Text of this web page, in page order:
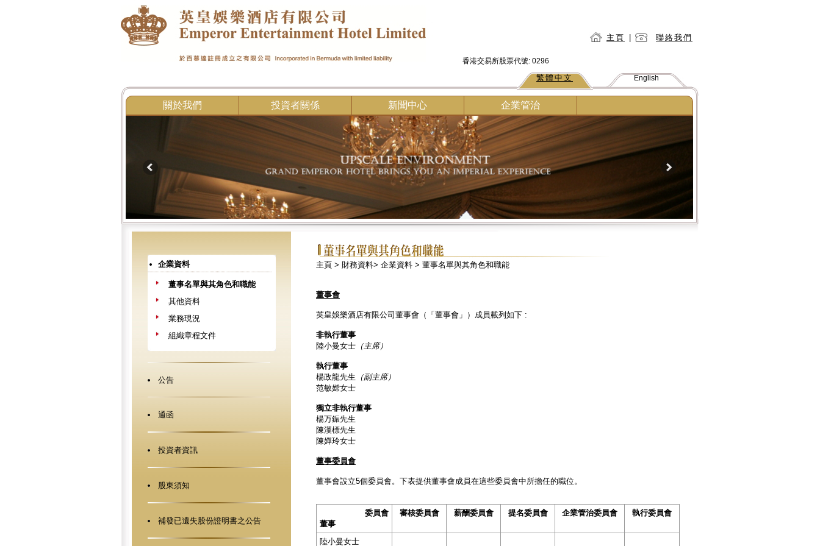
主頁 聯絡我們
香港交易所股票代號: 0296
繁體中文 English
關於我們 投資者關係 新聞中心 企業管治
企業資料
董事名單與其角色和職能
其他資料
業務現況
組織章程文件
公告
通函
投資者資訊
股東須知
補發已遺失股份證明書之公告
主頁 > 財務資料> 企業資料 > 董事名單與其角色和職能
董事會
英皇娛樂酒店有限公司董事會（「董事會」）成員載列如下 :
非執行董事
陸小曼女士 （主席）
執行董事
楊政龍先生 （副主席）
范敏嫦女士
獨立非執行董事
楊万鋠先生
陳漢標先生
陳嬋玲女士
董事委員會
董事會設立5個委員會。下表提供董事會成員在這些委員會中所擔任的職位。
委員會
董事
審核委員會 薪酬委員會 提名委員會 企業管治委員會 執行委員會
陸小曼女士